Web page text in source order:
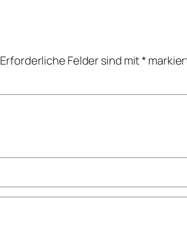
Erforderliche Felder sind mit*